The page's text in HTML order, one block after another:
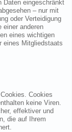
Daten eingeschränkt
– nur mit
oder Verteidigung
einer anderen
eines wichtigen
eines Mitgliedstaats
Cookies
keine Viren.
effektiver und
die auf Ihrem